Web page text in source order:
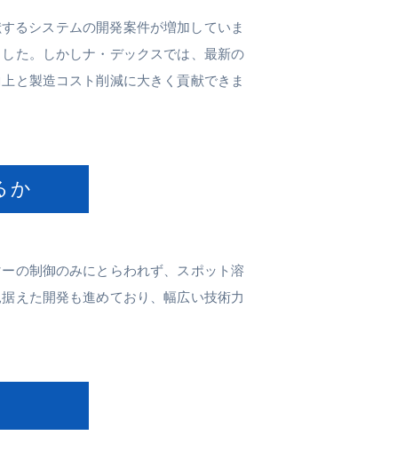
るシステムの開発案件が増加していま
た。しかしナ・デックスでは、最新の
と製造コスト削減に大きく貢献できま
か
の制御のみにとらわれず、スポット溶
えた開発も進めており、幅広い技術力